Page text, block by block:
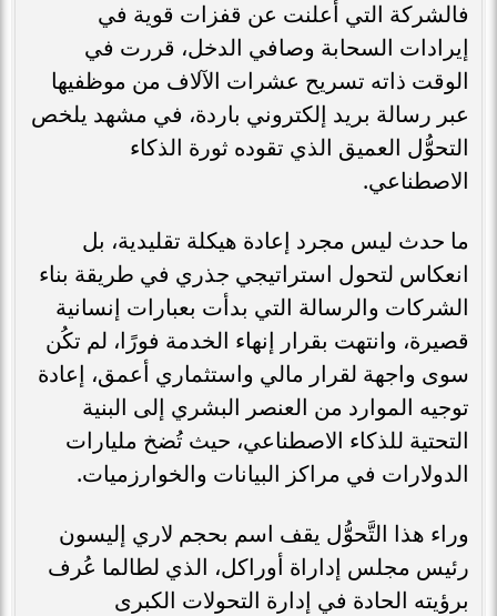
فالشركة التي أعلنت عن قفزات قوية في
إيرادات السحابة وصافي الدخل، قررت في
الوقت ذاته تسريح عشرات الآلاف من موظفيها
عبر رسالة بريد إلكتروني باردة، في مشهد يلخص
التحوُّل العميق الذي تقوده ثورة الذكاء
الاصطناعي.
ما حدث ليس مجرد إعادة هيكلة تقليدية، بل
انعكاس لتحول استراتيجي جذري في طريقة بناء
الشركات والرسالة التي بدأت بعبارات إنسانية
قصيرة، وانتهت بقرار إنهاء الخدمة فورًا، لم تكُن
سوى واجهة لقرار مالي واستثماري أعمق، إعادة
توجيه الموارد من العنصر البشري إلى البنية
التحتية للذكاء الاصطناعي، حيث تُضخ مليارات
الدولارات في مراكز البيانات والخوارزميات.
وراء هذا التَّحوُّل يقف اسم بحجم لاري إليسون
رئيس مجلس إداراة أوراكل، الذي لطالما عُرف
برؤيته الحادة في إدارة التحولات الكبرى